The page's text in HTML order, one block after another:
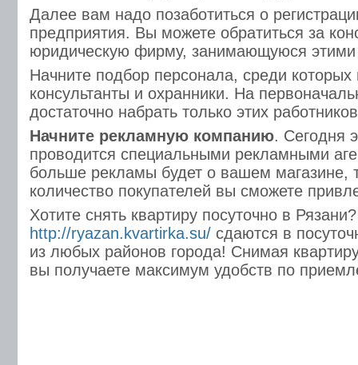
Далее вам надо позаботиться о
предприятия. Вы можете обратиться за
юридическую фирму, занимающуюся
Начните подбор персонала, среди
консультанты и охранники. На
достаточно набрать только этих
Начните рекламную компанию. Сегодня
проводится специальными рекламными
больше рекламы будет о вашем магазине,
количество покупателей вы сможете
Хотите снять квартиру посуточно в
http://ryazan.kvartirka.su/ сдаются в
из любых районов города! Снимая
вы получаете максимум удобств по